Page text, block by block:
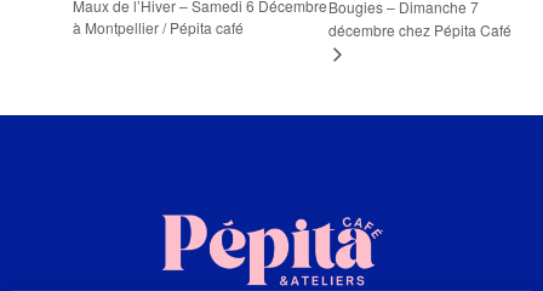
Maux de l’Hiver – Samedi 6 Décembre
à Montpellier / Pépita café
Bougies – Dimanche 7
décembre chez Pépita Café